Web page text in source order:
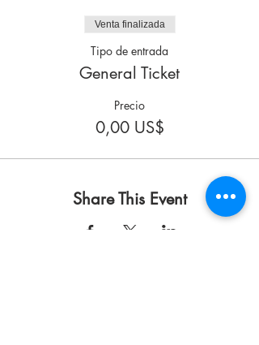
Venta finalizada
Tipo de entrada
General Ticket
Precio
0,00 US$
Share This Event